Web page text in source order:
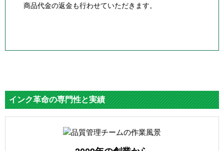
商品代金の返金も行わせていただきます。
インク革命の専門性と実績